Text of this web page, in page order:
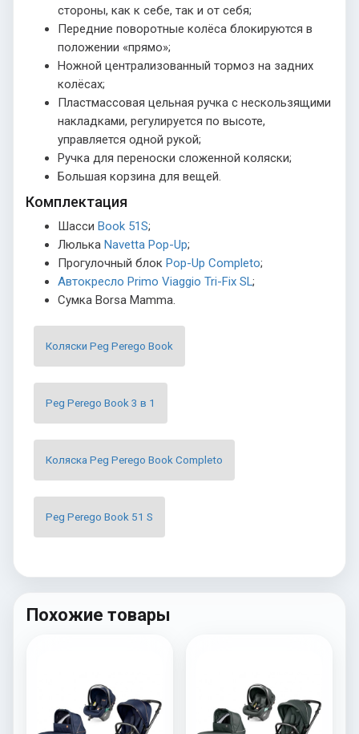
стороны, как к себе, так и от себя;
Передние поворотные колёса блокируются в
положении «прямо»;
Ножной централизованный тормоз на задних
колёсах;
Пластмассовая цельная ручка с нескользящими
накладками, регулируется по высоте,
управляется одной рукой;
Ручка для переноски сложенной коляски;
Большая корзина для вещей.
Комплектация
Шасси Book 51S;
Люлька Navetta Pop-Up;
Прогулочный блок Pop-Up Completo;
Автокресло Primo Viaggio Tri-Fix SL;
Сумка Borsa Mamma.
Коляски Peg Perego Book
Peg Perego Book 3 в 1
Коляска Peg Perego Book Completo
Peg Perego Book 51 S
Похожие товары